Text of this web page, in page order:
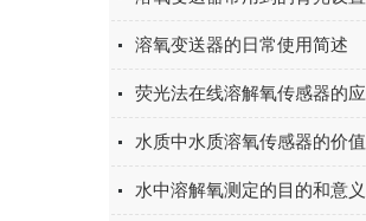
溶氧变送器的日常使用简述
水质中水质溶氧传感器的价值
水中溶解氧测定的目的和意义